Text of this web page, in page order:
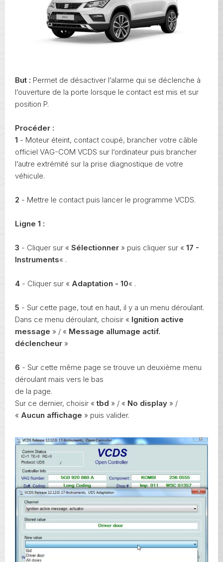
But : Permet de désactiver l’alarme qui se déclenche à
l’ouverture de la porte lorsque le contact est mis et sur
position P.
Procéder :
1 - Moteur éteint, contact coupé, brancher votre câble
officiel VAG-COM VCDS sur l’ordinateur puis brancher
l’autre extrémité sur la prise diagnostique de votre
véhicule.
2 - Mettre le contact puis lancer le programme VCDS.
Ligne 1 :
3 - Cliquer sur « Sélectionner » puis cliquer sur « 17 -
Instruments« .
4 - Cliquer sur « Adaptation - 10« .
5 - Sur cette page, tout en haut, il y a un menu déroulant.
Dans ce menu déroulant, choisir « Ignition active
message » / « Message allumage actif.
déclencheur »
6 - Sur cette même page se trouve un deuxième menu
déroulant mais vers le bas
de la page.
Sur ce dernier, choisir «tbd » / « No display » /
« Aucun affichage » puis valider.